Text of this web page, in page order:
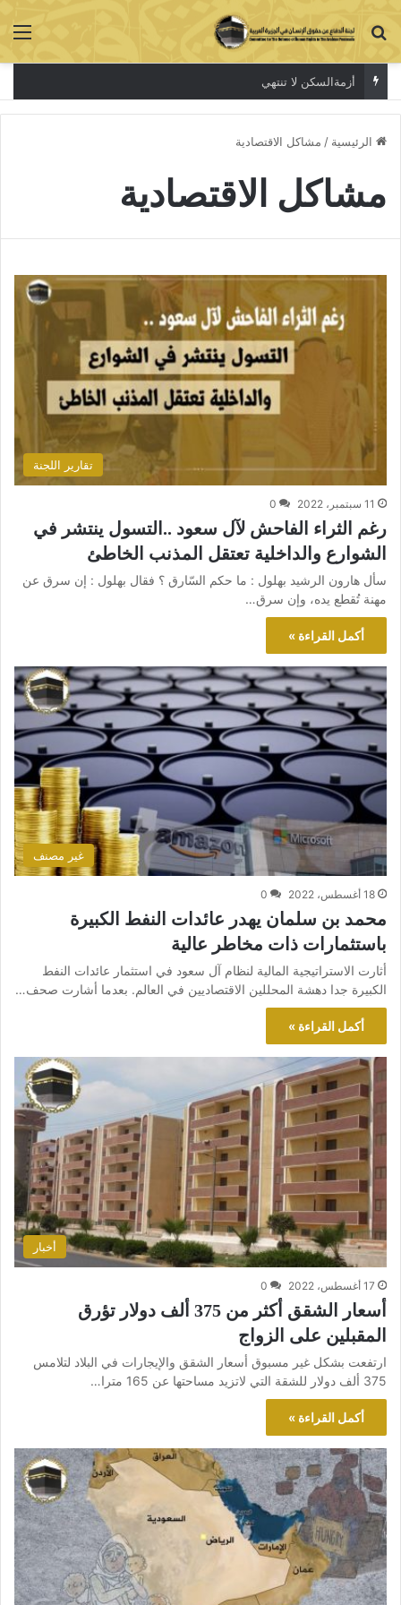
بحث عن
أزمةالسكن لا تنتهي
الرئيسية / مشاكل الاقتصادية
مشاكل الاقتصادية
تقارير اللجنة
11 سبتمبر، 2022 0
رغم الثراء الفاحش لآل سعود ..التسول ينتشر في
الشوارع والداخلية تعتقل المذنب الخاطئ
سأل هارون الرشيد بهلول : ما حكم السّارق ؟ فقال بهلول : إن سرق عن
مهنة تُقطع يده، وإن سرق…
أكمل القراءة »
غير مصنف
18 أغسطس، 2022 0
محمد بن سلمان يهدر عائدات النفط الكبيرة
باستثمارات ذات مخاطر عالية
أثارت الاستراتيجية المالية لنظام آل سعود في استثمار عائدات النفط
الكبيرة جدا دهشة المحللين الاقتصاديين في العالم. بعدما أشارت صحف…
أكمل القراءة »
أخبار
17 أغسطس، 2022 0
أسعار الشقق أكثر من 375 ألف دولار تؤرق
المقبلين على الزواج
ارتفعت بشكل غير مسبوق أسعار الشقق والإيجارات في البلاد لتلامس
375 ألف دولار للشقة التي لاتزيد مساحتها عن 165 مترا…
أكمل القراءة »